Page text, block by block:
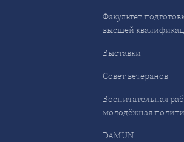
Факультет
высшей
Выставки
Совет ветеранов
Воспитательная
молодёжная
DAMUN